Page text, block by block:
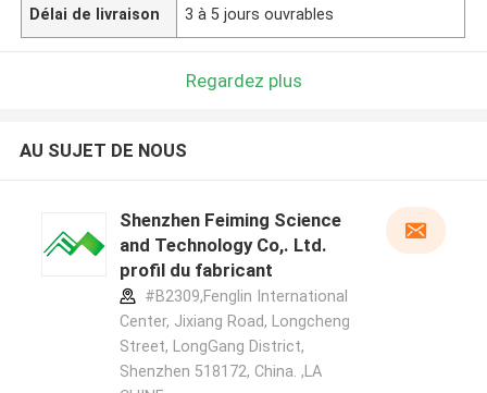
Délai de livraison 3 à 5 jours ouvrables
Regardez plus
AU SUJET DE NOUS
Shenzhen Feiming Science
and Technology Co,. Ltd.
profil du fabricant
#B2309,Fenglin International
Center, Jixiang Road, Longcheng
Street, LongGang District,
Shenzhen 518172, China. ,LA